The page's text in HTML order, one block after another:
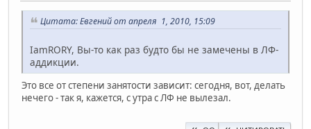
Цитата: Евгений от апреля 1, 2010, 15:09
IamRORY, Вы-то как раз будто бы не замечены в ЛФ-
аддикции.
Это все от степени занятости зависит: сегодня, вот, делать
нечего - так я, кажется, с утра с ЛФ не вылезал.